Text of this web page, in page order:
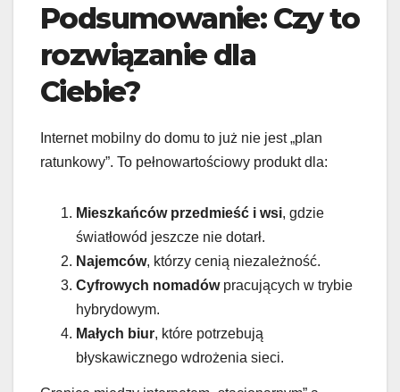
Podsumowanie: Czy to
rozwiązanie dla
Ciebie?
Internet mobilny do domu to już nie jest „plan
ratunkowy”. To pełnowartościowy produkt dla:
Mieszkańców przedmieść i wsi, gdzie
światłowód jeszcze nie dotarł.
Najemców, którzy cenią niezależność.
Cyfrowych nomadówpracujących w trybie
hybrydowym.
Małych biur, które potrzebują
błyskawicznego wdrożenia sieci.